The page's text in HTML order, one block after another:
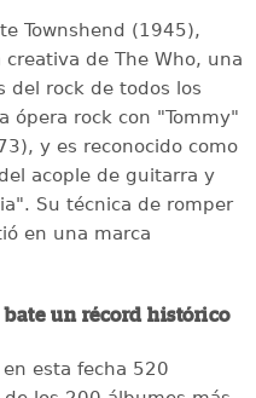
Townshend (1945),
de The Who, una
del rock de todos los
ópera rock con "Tommy"
y es reconocido como
acople de guitarra y
Su técnica de romper
en una marca
bate un récord histórico
esta fecha 520